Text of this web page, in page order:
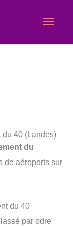
du 40 (Landes)
du
de aéroports sur
du 40
par odre